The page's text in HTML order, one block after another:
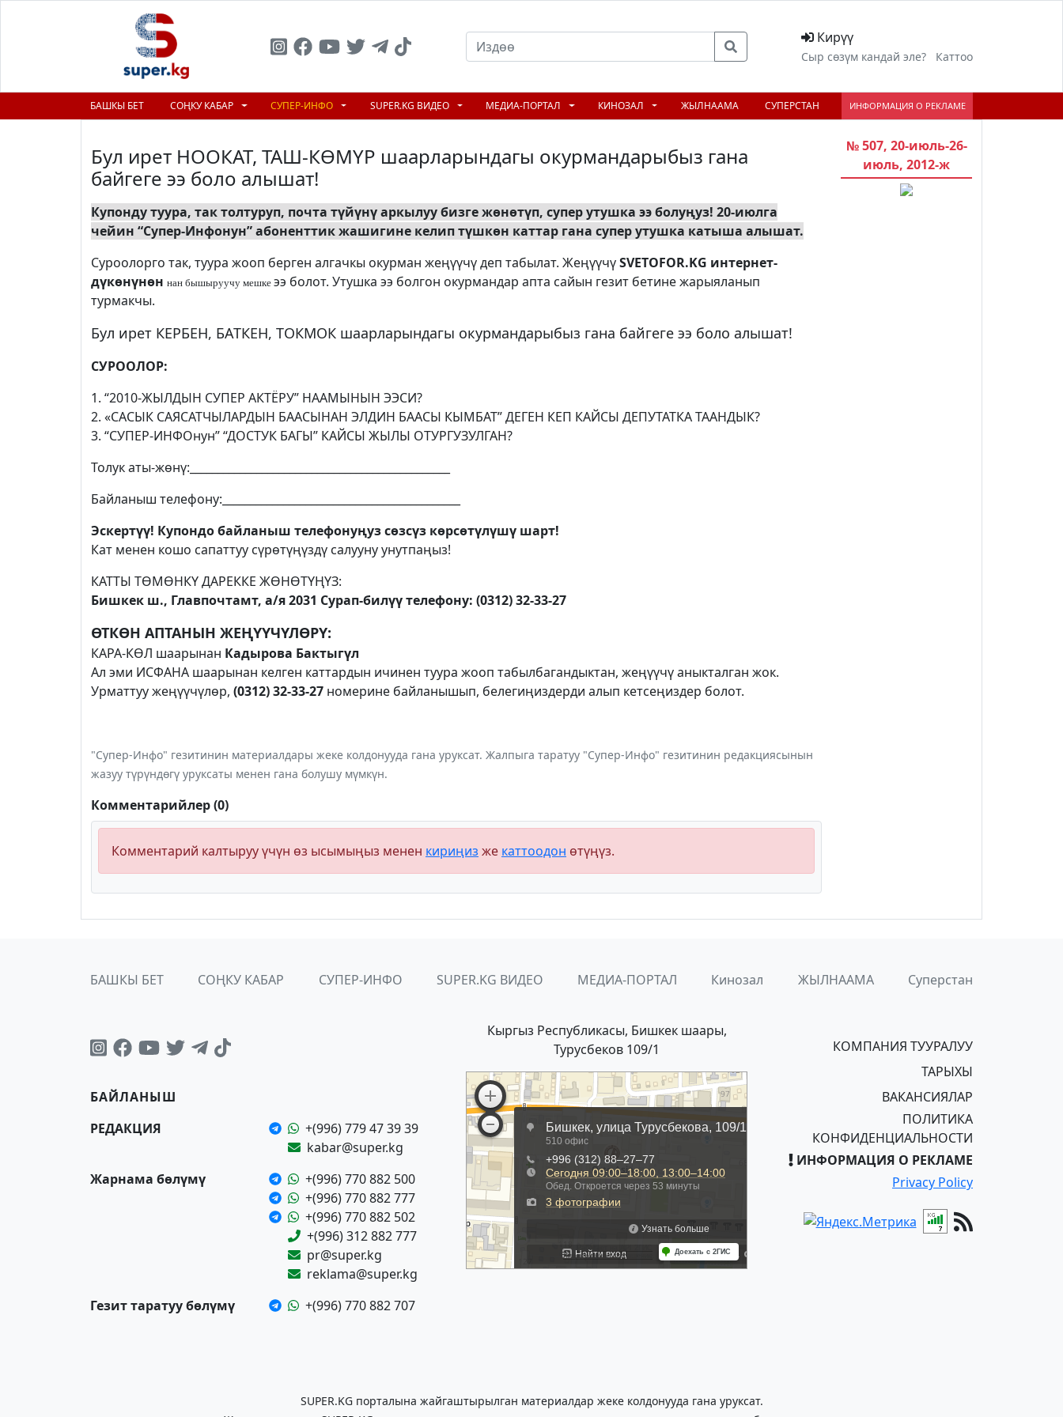
Кирүү
Сыр сөзүм кандай эле? Каттоо
БАШКЫ БЕТ СОҢКУ КАБАР СУПЕР-ИНФО SUPER.KG ВИДЕО МЕДИА-ПОРТАЛ КИНОЗАЛ ЖЫЛНААМА СУПЕРСТАН ИНФОРМАЦИЯ О РЕКЛАМЕ
Бул ирет НООКАТ, ТАШ-КӨМҮР шаарларындагы окурмандарыбыз гана
байгеге ээ боло алышат!
Купонду туура, так толтуруп, почта түйүнү аркылуу бизге жөнөтүп, супер утушка ээ болуңуз! 20-июлга
чейин “Супер-Инфонун” абоненттик жашигине келип түшкөн каттар гана супер утушка катыша алышат.
Суроолорго так, туура жооп берген алгачкы окурман жеңүүчү деп табылат. ЖеңүүчүSVETOFOR.KG интернет-
дүкөнүнөн нан бышыруучу мешке ээ болот. Утушка ээ болгон окурмандар апта сайын гезит бетине жарыяланып
турмакчы.
Бул ирет КЕРБЕН, БАТКЕН, ТОКМОК шаарларындагы окурмандарыбыз гана байгеге ээ боло алышат!
СУРООЛОР:
1. “2010-ЖЫЛДЫН СУПЕР АКТЁРУ” НААМЫНЫН ЭЭСИ?
2. «САСЫК САЯСАТЧЫЛАРДЫН БААСЫНАН ЭЛДИН БААСЫ КЫМБАТ” ДЕГЕН КЕП КАЙСЫ ДЕПУТАТКА ТААНДЫК?
3. “СУПЕР-ИНФОнун” “ДОСТУК БАГЫ” КАЙСЫ ЖЫЛЫ ОТУРГУЗУЛГАН?
Толук аты-жөнү:_______________________________________________
Байланыш телефону:___________________________________________
Эскертүү! Купондо байланыш телефонуңуз сөзсүз көрсөтүлүшү шарт!
Кат менен кошо сапаттуу сүрөтүңүздү салууну унутпаңыз!
КАТТЫ ТӨМӨНКҮ ДАРЕККЕ ЖӨНӨТҮҢҮЗ:
Бишкек ш., Главпочтамт, а/я 2031 Сурап-билүү телефону: (0312) 32-33-27
ӨТКӨН АПТАНЫН ЖЕҢҮҮЧҮЛӨРҮ:
КАРА-КӨЛ шаарынан Кадырова Бактыгүл
Ал эми ИСФАНА шаарынан келген каттардын ичинен туура жооп табылбагандыктан, жеңүүчү аныкталган жок.
Урматтуу жеңүүчүлөр, (0312) 32-33-27 номерине байланышып, белегиңиздерди алып кетсеңиздер болот.
"Супер-Инфо" гезитинин материалдары жеке колдонууда гана уруксат. Жалпыга таратуу "Супер-Инфо" гезитинин редакциясынын
жазуу түрүндөгү уруксаты менен гана болушу мүмкүн.
Комментарийлер (0)
Комментарий калтыруу үчүн өз ысымыңыз менен кириңиз же каттоодон өтүңүз.
№ 507, 20-июль-26-
июль, 2012-ж
БАШКЫ БЕТ СОҢКУ КАБАР СУПЕР-ИНФО SUPER.KG ВИДЕО МЕДИА-ПОРТАЛ Кинозал ЖЫЛНААМА Суперстан
БАЙЛАНЫШ
РЕДАКЦИЯ
+(996) 779 47 39 39
kabar@super.kg
Жарнама бөлүмү
+(996) 770 882 500
+(996) 770 882 777
+(996) 770 882 502
+(996) 312 882 777
pr@super.kg
reklama@super.kg
Гезит таратуу бөлүмү
+(996) 770 882 707
Кыргыз Республикасы, Бишкек шаары,
Турусбеков 109/1
КОМПАНИЯ ТУУРАЛУУ
ТАРЫХЫ
ВАКАНСИЯЛАР
ПОЛИТИКА
КОНФИДЕНЦИАЛЬНОСТИ
ИНФОРМАЦИЯ О РЕКЛАМЕ
Privacy Policy
SUPER.KG порталына жайгаштырылган материалдар жеке колдонууда гана уруксат.